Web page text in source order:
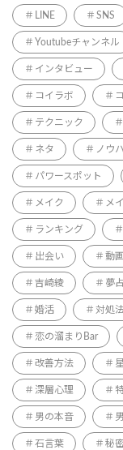
LINE SNS
Youtubeチャンネル
インタビュー
コイラボ
テクニック
ネタ ノウ
パワースポット
メイク メ
ランキング
出会い 動
吉崎綾 夢
婚活 対処
恋の溜まりBar
改善方法
深層心理
男の本音
石言葉 秘